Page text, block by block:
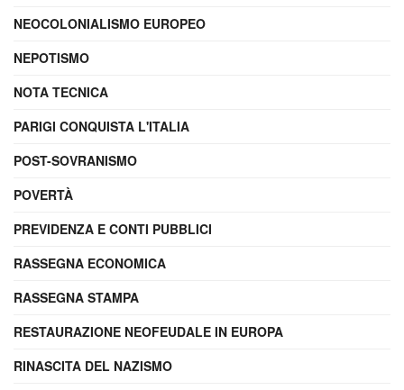
NEOCOLONIALISMO EUROPEO
NEPOTISMO
NOTA TECNICA
PARIGI CONQUISTA L'ITALIA
POST-SOVRANISMO
POVERTÀ
PREVIDENZA E CONTI PUBBLICI
RASSEGNA ECONOMICA
RASSEGNA STAMPA
RESTAURAZIONE NEOFEUDALE IN EUROPA
RINASCITA DEL NAZISMO